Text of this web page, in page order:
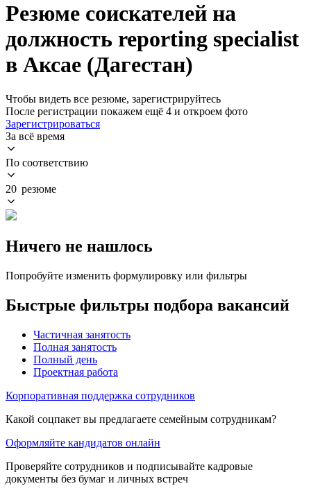
Резюме соискателей на
должность reporting specialist
в Аксае (Дагестан)
Чтобы видеть все резюме, зарегистрируйтесь
После регистрации покажем ещё 4 и откроем фото
Зарегистрироваться
За всё время
По соответствию
20 резюме
Ничего не нашлось
Попробуйте изменить формулировку или фильтры
Быстрые фильтры подбора вакансий
Частичная занятость
Полная занятость
Полный день
Проектная работа
Корпоративная поддержка сотрудников
Какой соцпакет вы предлагаете семейным сотрудникам?
Оформляйте кандидатов онлайн
Проверяйте сотрудников и подписывайте кадровые
документы без бумаг и личных встреч